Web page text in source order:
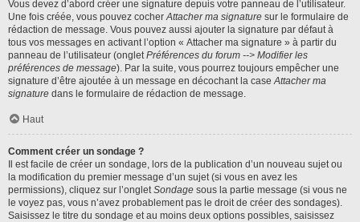
Vous devez d’abord créer une signature depuis votre panneau de l’utilisateur.
Une fois créée, vous pouvez cocherAttacher ma signature sur le formulaire de
rédaction de message. Vous pouvez aussi ajouter la signature par défaut à
tous vos messages en activant l’option « Attacher ma signature » à partir du
panneau de l’utilisateur (ongletPréférences du forum --> Modifier les
préférences de message). Par la suite, vous pourrez toujours empêcher une
signature d’être ajoutée à un message en décochant la caseAttacher ma
signature dans le formulaire de rédaction de message.
Haut
Comment créer un sondage ?
Il est facile de créer un sondage, lors de la publication d’un nouveau sujet ou
la modification du premier message d’un sujet (si vous en avez les
permissions), cliquez sur l’ongletSondage sous la partie message (si vous ne
le voyez pas, vous n’avez probablement pas le droit de créer des sondages).
Saisissez le titre du sondage et au moins deux options possibles, saisissez